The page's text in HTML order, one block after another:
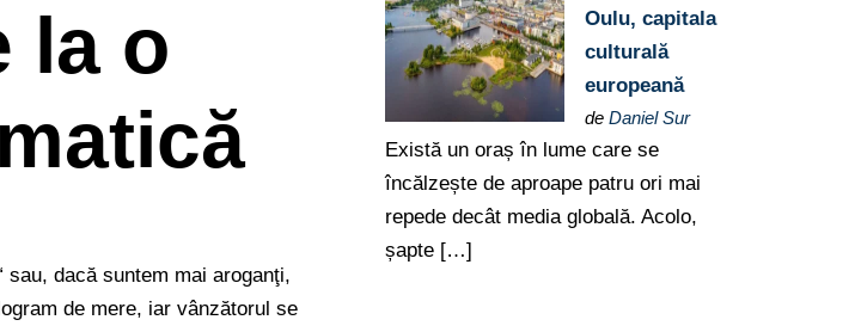
la o
sau, dacă suntem mai aroganţi,
de mere, iar vânzătorul se
Oulu, capitala
culturală
europeană
de Daniel Sur
Există un oraș în lume care se
încălzește de aproape patru ori mai
repede decât media globală. Acolo,
șapte […]